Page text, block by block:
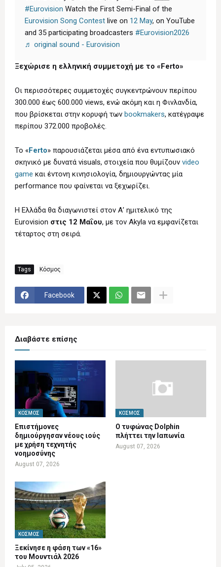
#Eurovision Watch the First Semi-Final of the
Eurovision Song Contest live on 12 May, on YouTube
and 35 participating broadcasters #Eurovision2026
♬ original sound - Eurovision
Ξεχώρισε η ελληνική συμμετοχή με το «Ferto»
Οι περισσότερες συμμετοχές συγκεντρώνουν περίπου
300.000 έως 600.000 views, ενώ ακόμη και η Φινλανδία,
που βρίσκεται στην κορυφή των bookmakers, κατέγραψε
περίπου 372.000 προβολές.
Το «Ferto» παρουσιάζεται μέσα από ένα εντυπωσιακό
σκηνικό με δυνατά visuals, στοιχεία που θυμίζουν video
game και έντονη κινησιολογία, δημιουργώντας μία
performance που φαίνεται να ξεχωρίζει.
Η Ελλάδα θα διαγωνιστεί στον Α’ ημιτελικό της
Eurovision στις 12 Μαΐου, με τον Akyla να εμφανίζεται
τέταρτος στη σειρά.
Tags Κόσμος
Facebook
Διαβάστε επίσης
ΚΌΣΜΟΣ
Επιστήμονες
δημιούργησαν νέους ιούς
με χρήση τεχνητής
νοημοσύνης
August 07, 2026
ΚΌΣΜΟΣ
Ο τυφώνας Dolphin
πλήττει την Ιαπωνία
August 07, 2026
ΚΌΣΜΟΣ
Ξεκίνησε η φάση των «16»
του Μουντιάλ 2026